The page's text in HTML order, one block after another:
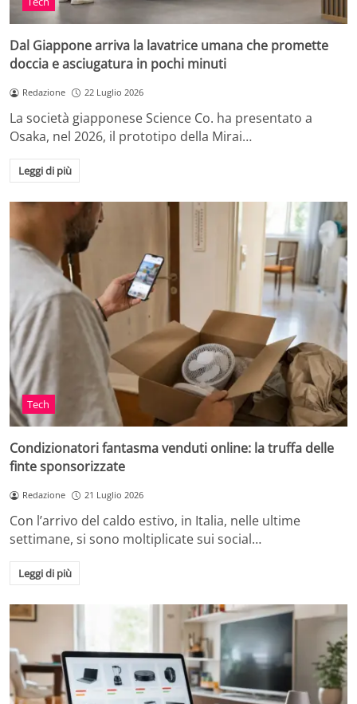
Dal Giappone arriva la lavatrice umana che promette
doccia e asciugatura in pochi minuti
Redazione 22 Luglio 2026
La società giapponese Science Co. ha presentato a
Osaka, nel 2026, il prototipo della Mirai…
Leggi di più
Tech
Condizionatori fantasma venduti online: la truffa delle
finte sponsorizzate
Redazione 21 Luglio 2026
Con l’arrivo del caldo estivo, in Italia, nelle ultime
settimane, si sono moltiplicate sui social…
Leggi di più